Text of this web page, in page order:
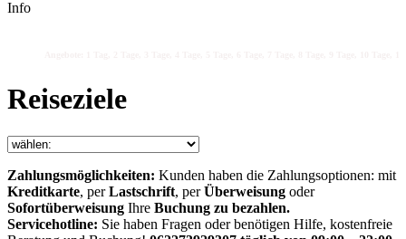
Info
Reiseziele
Zahlungsmöglichkeiten: Kunden haben die Zahlungsoptionen: mit
Kreditkarte, perLastschrift, perÜberweisung oder
Sofortüberweisung Ihre Buchung zu bezahlen.
Servicehotline: Sie haben Fragen oder benötigen Hilfe, kostenfreie